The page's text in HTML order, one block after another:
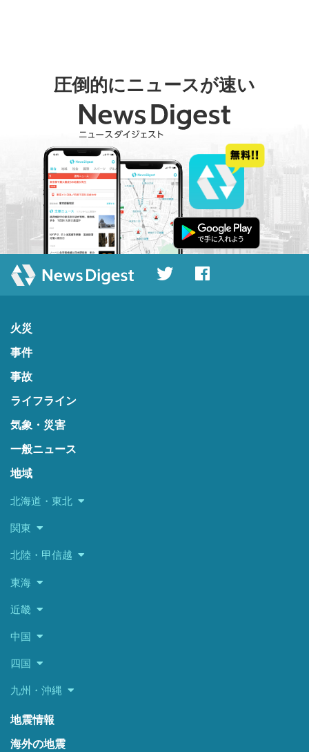
圧倒的にニュースが速い
火災
事件
事故
ライフライン
気象・災害
一般ニュース
地域
北海道・東北
関東
北陸・甲信越
東海
近畿
中国
四国
九州・沖縄
地震情報
海外の地震